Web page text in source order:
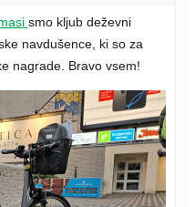
smo kljub deževni
navdušence, ki so za
nagrade. Bravo vsem!